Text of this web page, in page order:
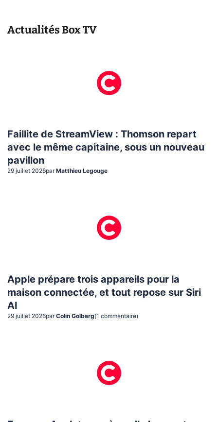
ActualitésBox TV
Faillite de StreamView : Thomson repart
avec le même capitaine, sous un nouveau
pavillon
29 juillet 2026par Matthieu Legouge
Apple prépare trois appareils pour la
maison connectée, et tout repose sur Siri
AI
29 juillet 2026par Colin Golberg(1 commentaire)